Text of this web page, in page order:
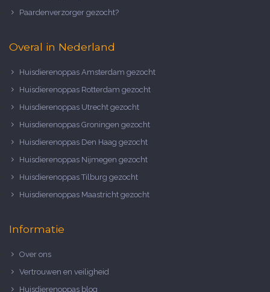
Paardenverzorger gezocht?
Overal in Nederland
Huisdierenoppas Amsterdam gezocht
Huisdierenoppas Rotterdam gezocht
Huisdierenoppas Utrecht gezocht
Huisdierenoppas Groningen gezocht
Huisdierenoppas Den Haag gezocht
Huisdierenoppas Nijmegen gezocht
Huisdierenoppas Tilburg gezocht
Huisdierenoppas Maastricht gezocht
Informatie
Over ons
Vertrouwen en veiligheid
Huisdierenoppas blog